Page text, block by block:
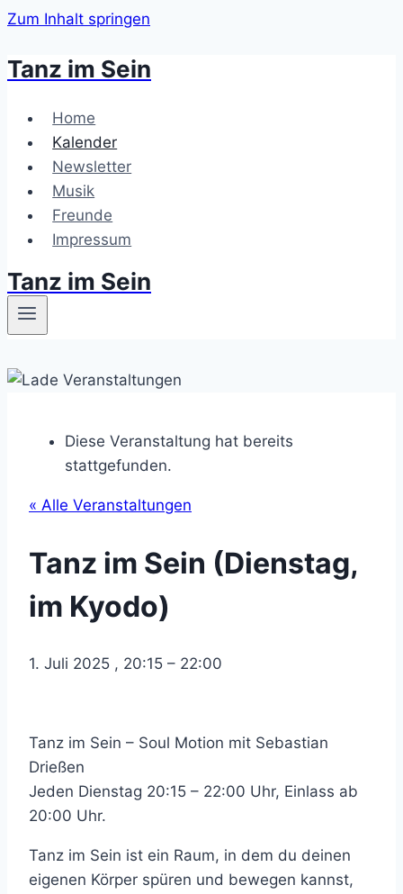
Zum Inhalt springen
Tanz im Sein
Home
Kalender
Newsletter
Musik
Freunde
Impressum
Tanz im Sein
Diese Veranstaltung hat bereits
stattgefunden.
« Alle Veranstaltungen
Tanz im Sein (Dienstag,
im Kyodo)
1. Juli 2025 , 20:15 – 22:00
Tanz im Sein – Soul Motion mit Sebastian
Drießen
Jeden Dienstag 20:15 – 22:00 Uhr, Einlass ab
20:00 Uhr.
Tanz im Sein ist ein Raum, in dem du deinen
eigenen Körper spüren und bewegen kannst,